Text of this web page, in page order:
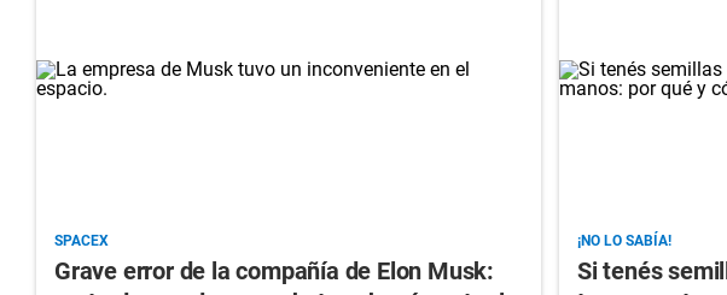
SPACEX
Grave error de la compañía de Elon Musk:
¡NO LO SABÍA!
Si tenés